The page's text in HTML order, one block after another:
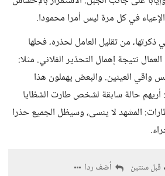
في كل مرة ليس أمرا محمودا.
من تقليل العامل لحذره، فحلها
نتيجة إهمال التحذير الفلاني. مثلا:
واقي العينين. والبعض يهملون هذا
أريهم حالة سابقة لشخص طارت الشظايا
المشهد لا ينسى، وسيظل الجميع حذرا
قبل سنتين
أضف ردا